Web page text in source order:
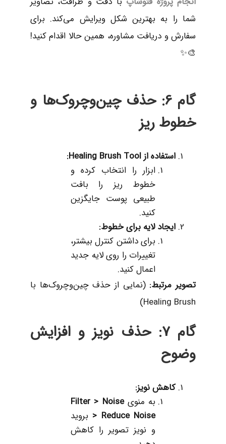
شما را به بهترین شکل ویرایش می‌کند. برای
سفارش و دریافت مشاوره، همین حالا اقدام کنید!
🎨✨
گام 6: حذف چین‌وچروک‌ها و
خطوط ریز
استفاده از
ابزار را انتخاب کرده و
خطوط ریز را بافت
طبیعی پوست جایگزین
کنید.
ایجاد لایه برای خطوط:
برای داشتن کنترل بیشتر،
تغییرات را روی لایه جدید
اعمال کنید.
تصویر مرتبط: (نمایی از حذف چین‌وچروک‌ها با
Healing Brush)
گام 7: حذف نویز و افزایش
وضوح
کاهش نویز:
به منویFilter > Noise
> Reduce Noise بروید
و نویز تصویر را کاهش